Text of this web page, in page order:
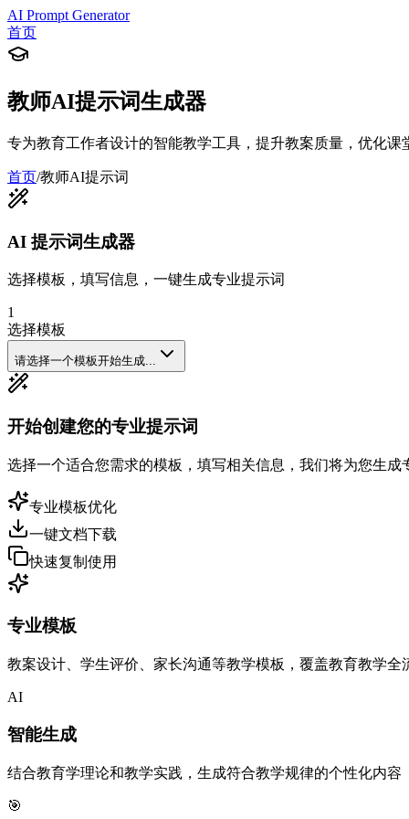
AI Prompt Generator
首页
教师AI提示词生成器
专为教育工作者设计的智能教学工具，提升教案质量，优化课
首页/教师AI提示词
AI 提示词生成器
选择模板，填写信息，一键生成专业提示词
1
选择模板
请选择一个模板开始生成...
开始创建您的专业提示词
选择一个适合您需求的模板，填写相关信息，我们将为您生成
专业模板优化
一键文档下载
快速复制使用
专业模板
教案设计、学生评价、家长沟通等教学模板，覆盖教育教学全
AI
智能生成
结合教育学理论和教学实践，生成符合教学规律的个性化内容
🎯